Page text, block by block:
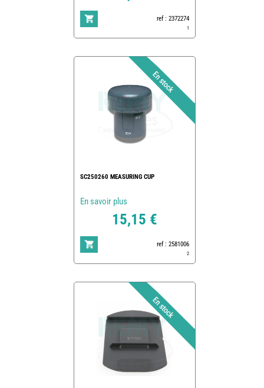
ref : 2372274
1
SC250260 MEASURING CUP
En savoir plus
15,15 €
ref : 2581006
2